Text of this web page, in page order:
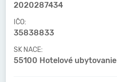
2020287434
IČO:
35838833
SK NACE:
55100 Hotelové ubytovanie